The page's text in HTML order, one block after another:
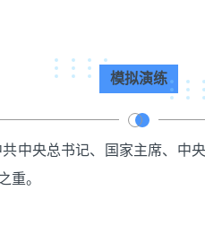
模拟演练
共中央总书记、国家主席、中
重。